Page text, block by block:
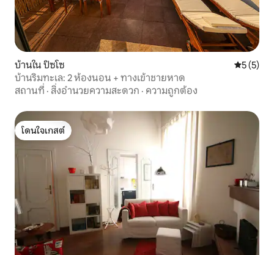
บ้านใน ปิซโซ คะแนนเฉ
5 (5)
บ้านริมทะเล: 2 ห้องนอน + ทางเข้าชายหาด
สถานที่ · สิ่งอำนวยความสะดวก · ความถูกต้อง
โดนใจเกสต์
โดนใจเกสต์